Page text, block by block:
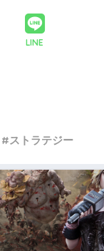
LINE
ストラテジー